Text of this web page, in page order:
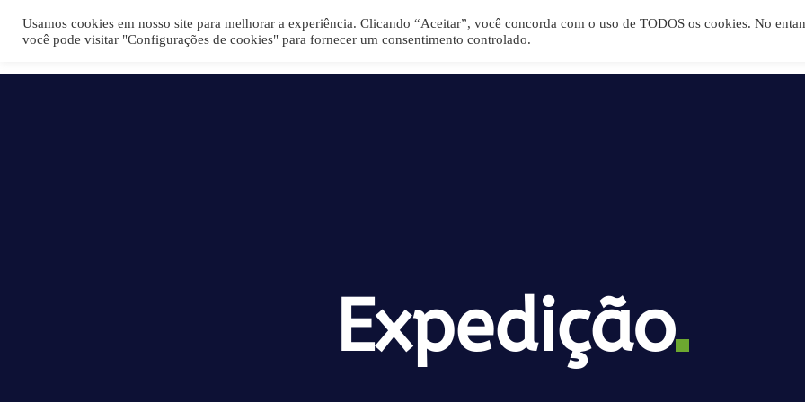
Home
Expedição
Usamos cookies em nosso site para melhorar a experiência. Clicando “Aceitar”, você concorda com o uso de TODOS os cookies. No
você pode visitar "Configurações de cookies" para fornecer um consentimento controlado.